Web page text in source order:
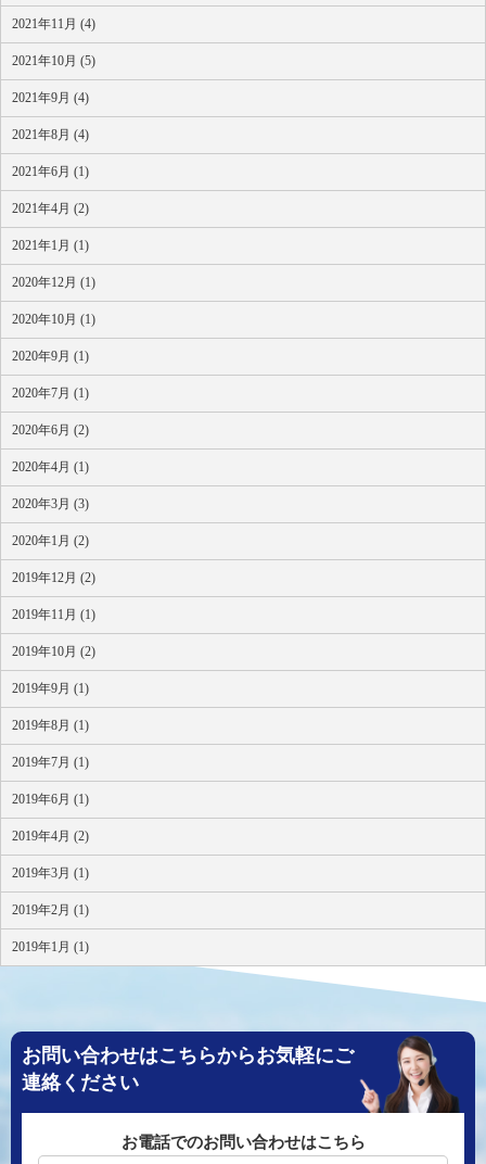
2021年11月 (4)
2021年10月 (5)
2021年9月 (4)
2021年8月 (4)
2021年6月 (1)
2021年4月 (2)
2021年1月 (1)
2020年12月 (1)
2020年10月 (1)
2020年9月 (1)
2020年7月 (1)
2020年6月 (2)
2020年4月 (1)
2020年3月 (3)
2020年1月 (2)
2019年12月 (2)
2019年11月 (1)
2019年10月 (2)
2019年9月 (1)
2019年8月 (1)
2019年7月 (1)
2019年6月 (1)
2019年4月 (2)
2019年3月 (1)
2019年2月 (1)
2019年1月 (1)
お問い合わせはこちらからお気軽にご
連絡ください
お電話でのお問い合わせはこちら